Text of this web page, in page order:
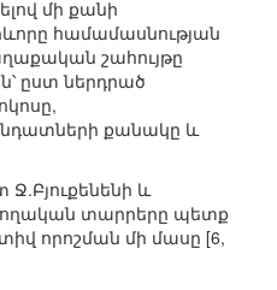
մի քանի
համամասնության
շահույթը
ըստ ներդրած
քանակը և
Ջ.Բյուքենենի և
տարրերը պետք
որոշման մի մասը [6,